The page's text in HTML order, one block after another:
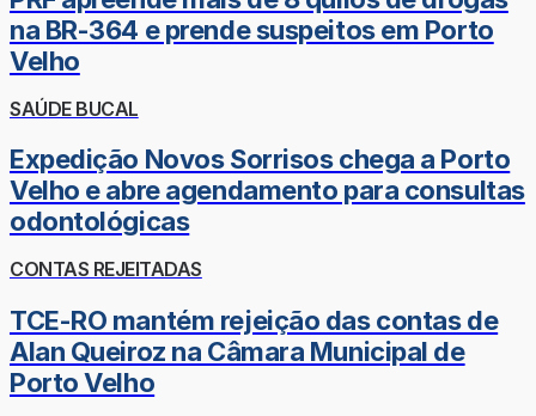
na BR-364 e prende suspeitos em Porto
Velho
SAÚDE BUCAL
Expedição Novos Sorrisos chega a Porto
Velho e abre agendamento para consultas
odontológicas
CONTAS REJEITADAS
TCE-RO mantém rejeição das contas de
Alan Queiroz na Câmara Municipal de
Porto Velho